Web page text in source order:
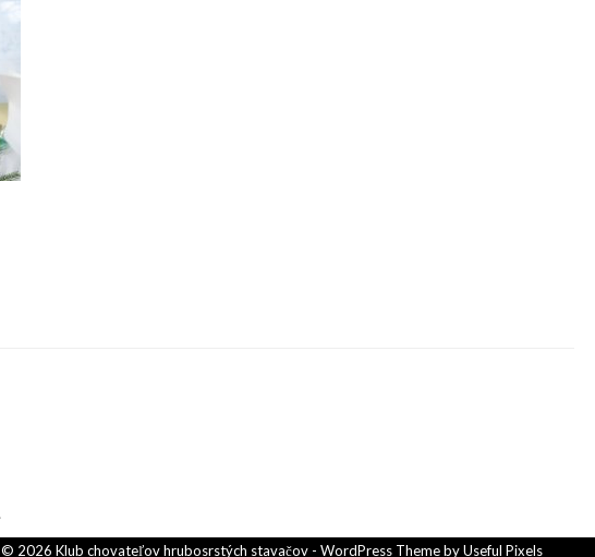
© 2026 Klub chovateľov hrubosrstých stavačov - WordPress Theme byUseful Pixels